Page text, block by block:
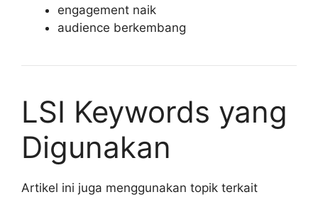
engagement naik
audience berkembang
LSI Keywords yang
Digunakan
Artikel ini juga menggunakan topik terkait